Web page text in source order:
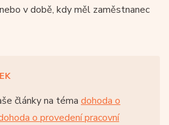
v době, kdy měl zaměstnanec
články na téma dohoda o
o provedení pracovní